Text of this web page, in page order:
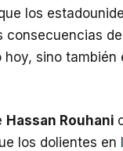
los
consecuencias
hoy, sino también
Hassan Rouhani
los dolientes en